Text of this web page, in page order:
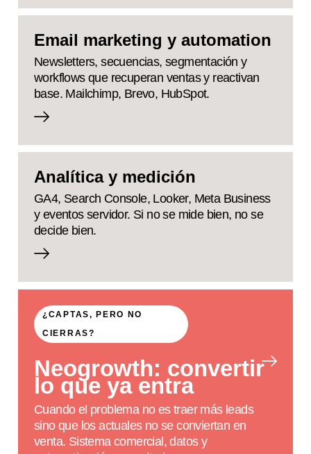
Email marketing y automation
Newsletters, secuencias, segmentación y
workflows que recuperan ventas y reactivan
base. Mailchimp, Brevo, HubSpot.
Analítica y medición
GA4, Search Console, Looker, Meta Business
y eventos servidor. Si no se mide bien, no se
decide bien.
¿CAPTAS, PERO NO
CIERRAS?
Neogrowth: convertir
lo que ya entra
Cuando el problema no es traer más leads
sino que los actuales no se conviertan en
venta. Sistema comercial, datos y